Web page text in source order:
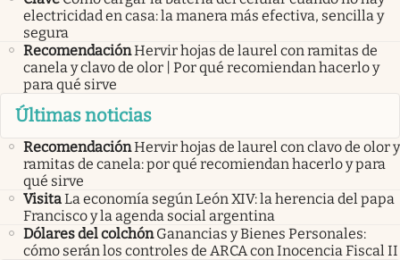
electricidad en casa: la manera más efectiva, sencilla y
segura
RecomendaciónHervir hojas de laurel con ramitas de
canela y clavo de olor | Por qué recomiendan hacerlo y
para qué sirve
Últimas noticias
RecomendaciónHervir hojas de laurel con clavo de olor y
ramitas de canela: por qué recomiendan hacerlo y para
qué sirve
VisitaLa economía según León XIV: la herencia del papa
Francisco y la agenda social argentina
Dólares del colchón Ganancias y Bienes Personales:
cómo serán los controles de ARCA con Inocencia Fiscal II